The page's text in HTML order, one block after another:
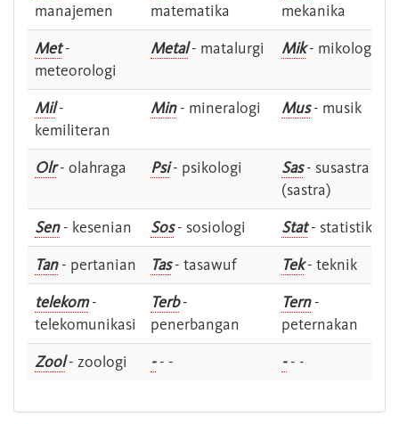
manajemen
matematika
mekanika
Met-
meteorologi
Metal- matalurgi Mik- mikologi
Mil-
kemiliteran
Min- mineralogi Mus- musik
Olr- olahraga Psi- psikologi Sas- susastra -
(sastra)
Sen- kesenian Sos- sosiologi Stat- statistik
Tan- pertanian Tas- tasawuf Tek- teknik
telekom-
telekomunikasi
Terb-
penerbangan
Tern-
peternakan
Zool- zoologi -- - -- -